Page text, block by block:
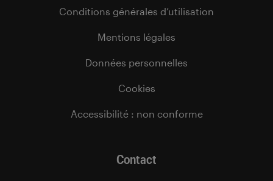
Conditions générales d’utilisation
Mentions légales
Données personnelles
Cookies
Accessibilité : non conforme
Contact